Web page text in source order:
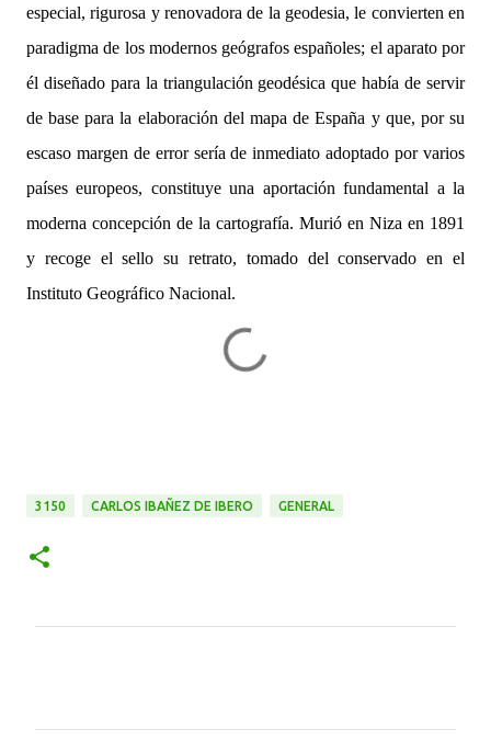
especial, rigurosa y renovadora de la geodesia, le convierten en
paradigma de los modernos geógrafos españoles; el aparato por
él diseñado para la triangulación geodésica que había de servir
de base para la elaboración del mapa de España y que, por su
escaso margen de error sería de inmediato adoptado por varios
países europeos, constituye una aportación fundamental a la
moderna concepción de la cartografía. Murió en Niza en 1891
y recoge el sello su retrato, tomado del conservado en el
Instituto Geográfico Nacional.
3150 CARLOS IBAÑEZ DE IBERO GENERAL